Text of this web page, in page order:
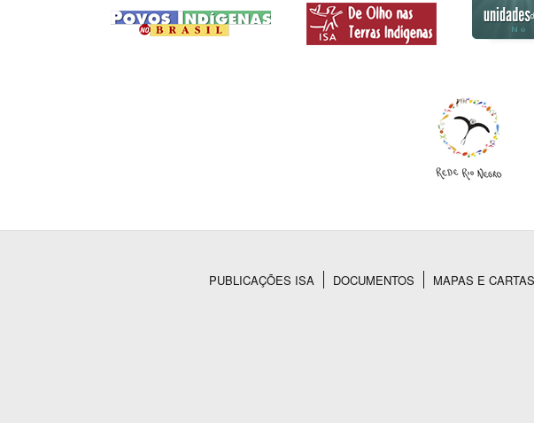
PUBLICAÇÕES ISA DOCUMENTOS MAPAS E